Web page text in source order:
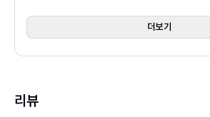
드디어 마음에 드는 책 발견! 후속작이 빨리
한 책_독자 서평
등장하는 캐릭터가 귀엽고 가볍게 읽기 좋
줄거리
9. 꼭꼭 숨어라, 머리카락 보일라!
10. 어쩌다 카즈, 유령 탐정이 되다!
더보기
리뷰